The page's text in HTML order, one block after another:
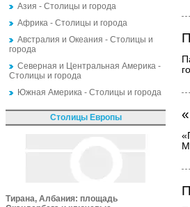
Азия - Столицы и города
Африка - Столицы и города
Австралия и Океания - Столицы и
города
Северная и Центральная Америка -
Столицы и города
Южная Америка - Столицы и города
Столицы Европы
Тирана, Албания: площадь